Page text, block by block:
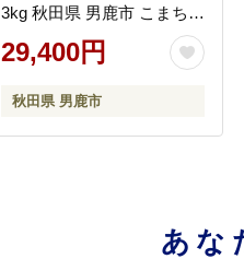
3kg 秋田県 男鹿市 こまちラ
イン [こまちライン あきた
こまち ブランド米 お米 白
田 秋田県産 新米 先行受付]
29,400円
秋田県 男鹿市
あな